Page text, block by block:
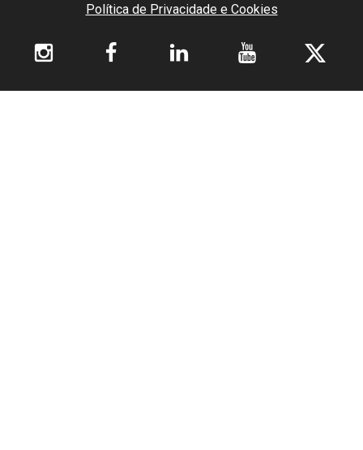
Política de Privacidade e Cookies